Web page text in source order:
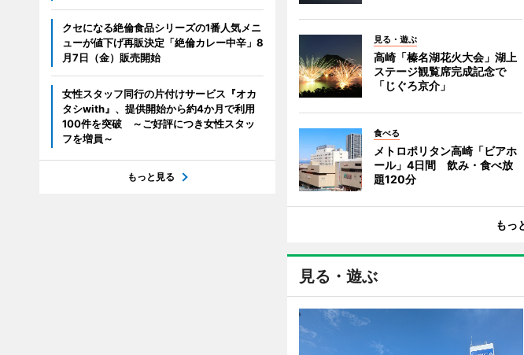
見る・遊ぶ
高崎「榛名湖花火大会」湖上
ステージ観覧席完成記念で
「じぐろ京介」
食べる
メトロポリタン高崎「ビアホ
ール」4日間 飲み・食べ放
題120分
もっ
見る・遊ぶ
クセになる絶倫食品シリーズの1番人気メニ
ューが値下げ再販決定「絶倫カレー中辛」8
月7日（金）販売開始
女性スタッフ同行の片付けサービス『オカ
タシwith』、提供開始から約4か月で利用
100件を突破 ～ご好評につき女性スタッ
フを増員～
もっと見る